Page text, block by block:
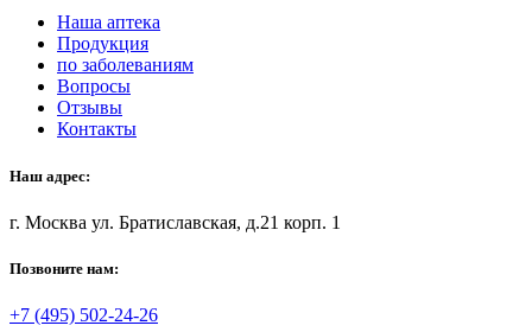
Наша аптека
Продукция
по заболеваниям
Вопросы
Отзывы
Контакты
Наш адрес:
г. Москва ул. Братиславская, д.21 корп. 1
Позвоните нам:
+7 (495) 502-24-26